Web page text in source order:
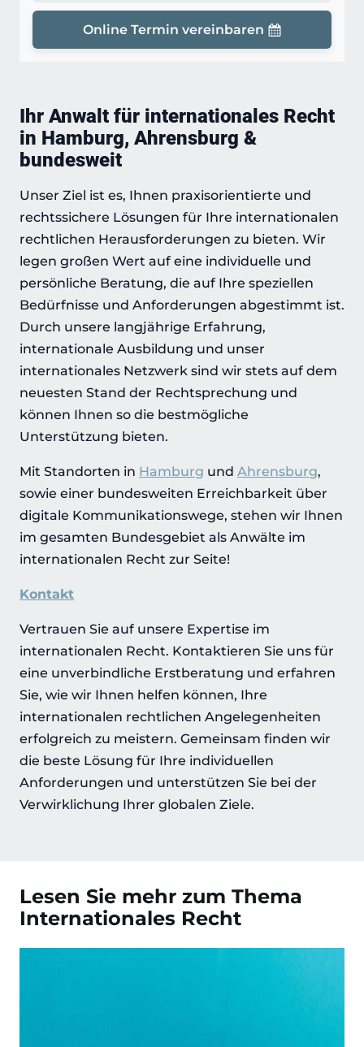
Online Termin vereinbaren
Ihr Anwalt für internationales Recht
in Hamburg, Ahrensburg &
bundesweit
Unser Ziel ist es, Ihnen praxisorientierte und
rechtssichere Lösungen für Ihre internationalen
rechtlichen Herausforderungen zu bieten. Wir
legen großen Wert auf eine individuelle und
persönliche Beratung, die auf Ihre speziellen
Bedürfnisse und Anforderungen abgestimmt ist.
Durch unsere langjährige Erfahrung,
internationale Ausbildung und unser
internationales Netzwerk sind wir stets auf dem
neuesten Stand der Rechtsprechung und
können Ihnen so die bestmögliche
Unterstützung bieten.
Mit Standorten in Hamburg und Ahrensburg,
sowie einer bundesweiten Erreichbarkeit über
digitale Kommunikationswege, stehen wir Ihnen
im gesamten Bundesgebiet als Anwälte im
internationalen Recht zur Seite!
Kontakt
Vertrauen Sie auf unsere Expertise im
internationalen Recht. Kontaktieren Sie uns für
eine unverbindliche Erstberatung und erfahren
Sie, wie wir Ihnen helfen können, Ihre
internationalen rechtlichen Angelegenheiten
erfolgreich zu meistern. Gemeinsam finden wir
die beste Lösung für Ihre individuellen
Anforderungen und unterstützen Sie bei der
Verwirklichung Ihrer globalen Ziele.
Lesen Sie mehr zum Thema
Internationales Recht